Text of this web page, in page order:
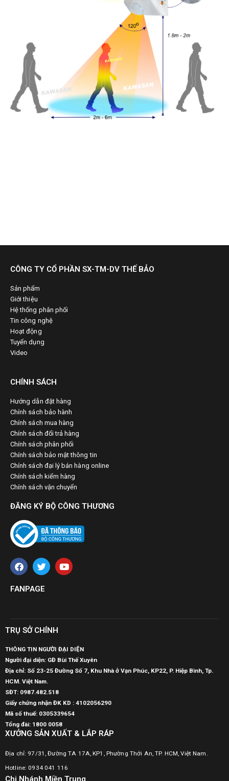
CÔNG TY CỔ PHẦN SX-TM-DV THẾ BẢO
Sản phẩm
Giới thiệu
Hệ thống phân phối
Tin công nghệ
Hoạt động
Tuyển dụng
Video
CHÍNH SÁCH
Hướng dẫn đặt hàng
Chính sách bảo hành
Chính sách mua hàng
Chính sách đổi trả hàng
Chính sách phân phối
Chính sách bảo mật thông tin
Chính sách đại lý bán hàng online
Chính sách kiểm hàng
Chính sách vận chuyển
ĐĂNG KÝ BỘ CÔNG THƯƠNG
FANPAGE
TRỤ SỞ CHÍNH
THÔNG TIN NGƯỜI ĐẠI DIỆN
Người đại diện: GĐ Bùi Thế Xuyên
Địa chỉ: Số 23-25 Đường Số 7, Khu Nhà ở Vạn Phúc, KP22, P. Hiệp Bình, Tp.
HCM. Việt Nam.
SĐT: 0987.482.518
Giấy chứng nhận ĐK KD : 4102056290
Mã số thuế: 0305339654
Tổng đài: 1800 0058
XƯỞNG SẢN XUẤT & LẮP RÁP
Địa chỉ: 97/31, Đường TA 17A, KP1, Phường Thới An, TP. HCM, Việt Nam.
Hotline: 0934 041 116
Chi Nhánh Miền Trung